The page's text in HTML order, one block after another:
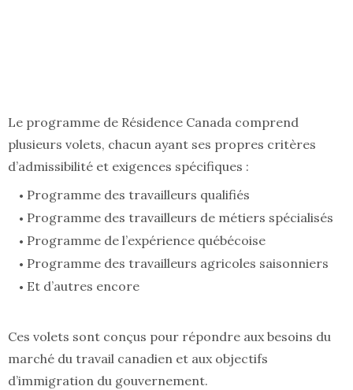
Le programme de Résidence Canada comprend
plusieurs volets, chacun ayant ses propres critères
d’admissibilité et exigences spécifiques :
Programme des travailleurs qualifiés
Programme des travailleurs de métiers spécialisés
Programme de l’expérience québécoise
Programme des travailleurs agricoles saisonniers
Et d’autres encore
Ces volets sont conçus pour répondre aux besoins du
marché du travail canadien et aux objectifs
d’immigration du gouvernement.